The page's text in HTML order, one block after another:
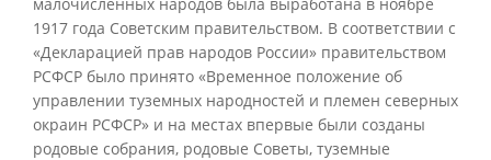
1917 года Советским правительством. В соответствии с
«Декларацией прав народов России» правительством
РСФСР было принято «Временное положение об
управлении туземных народностей и племен северных
окраин РСФСР» и на местах впервые были созданы
родовые собрания, родовые Советы, туземные